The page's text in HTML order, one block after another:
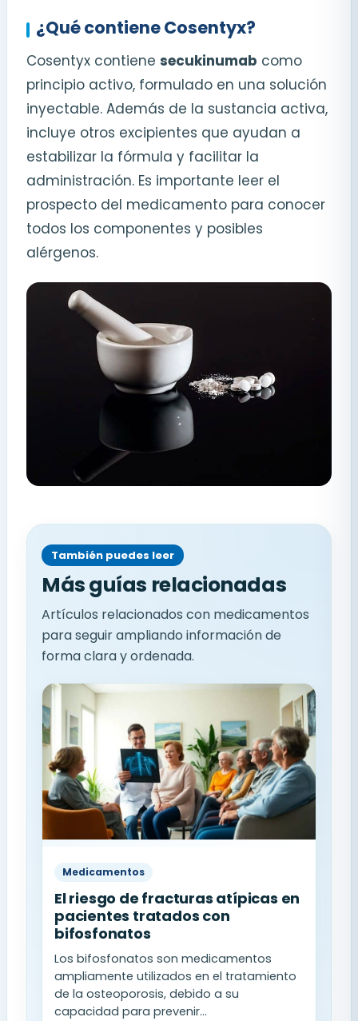
¿Qué contiene Cosentyx?
Cosentyx contiene secukinumab como
principio activo, formulado en una solución
inyectable. Además de la sustancia activa,
incluye otros excipientes que ayudan a
estabilizar la fórmula y facilitar la
administración. Es importante leer el
prospecto del medicamento para conocer
todos los componentes y posibles
alérgenos.
También puedes leer
Más guías relacionadas
Artículos relacionados con medicamentos
para seguir ampliando información de
forma clara y ordenada.
Medicamentos
El riesgo de fracturas atípicas en
pacientes tratados con
bifosfonatos
Los bifosfonatos son medicamentos
ampliamente utilizados en el tratamiento
de la osteoporosis, debido a su
capacidad para prevenir...